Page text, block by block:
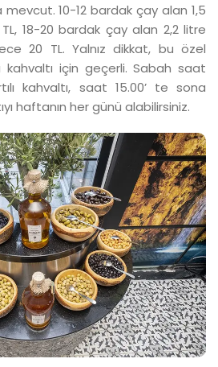
10-12 bardak çay alan 1,5
18-20 bardak çay alan 2,2 litre
20 TL. Yalnız dikkat, bu özel
kahvaltı için geçerli. Sabah saat
kahvaltı, saat 15.00’ te sona
haftanın her günü alabilirsiniz.